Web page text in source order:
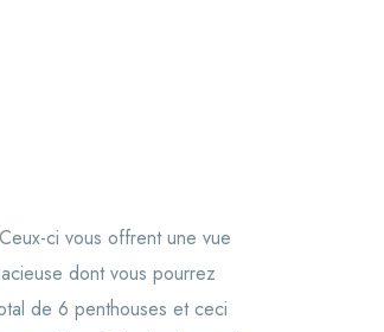
ci vous offrent une vue
dont vous pourrez
de 6 penthouses et ceci